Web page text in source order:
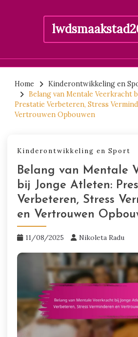
content
Home
Kinderontwikkeling en
Belang van Mentale Veerkracht
Prestatie Verbeteren, Stress
Vertrouwen Opbouwen
Kinderontwikkeling en Sport
Belang van Mentale
bij Jonge Atleten:
Verbeteren, Stress
en Vertrouwen
11/08/2025 Nikoleta Radu